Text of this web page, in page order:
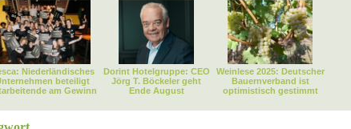
Niederländisches
beteiligt
am Gewinn
Dorint Hotelgruppe: CEO
Jörg T. Böckeler geht
Ende August
Weinlese 2025: Deutscher
Bauernverband ist
optimistisch gestimmt